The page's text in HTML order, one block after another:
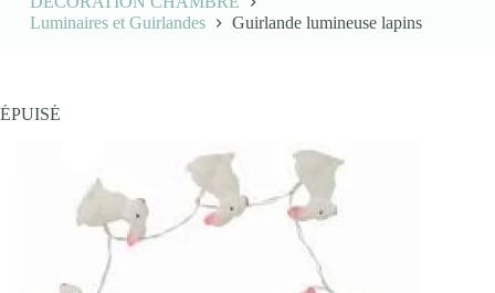
Luminaires et Guirlandes
Guirlande lumineuse lapins
ÉPUISÉ